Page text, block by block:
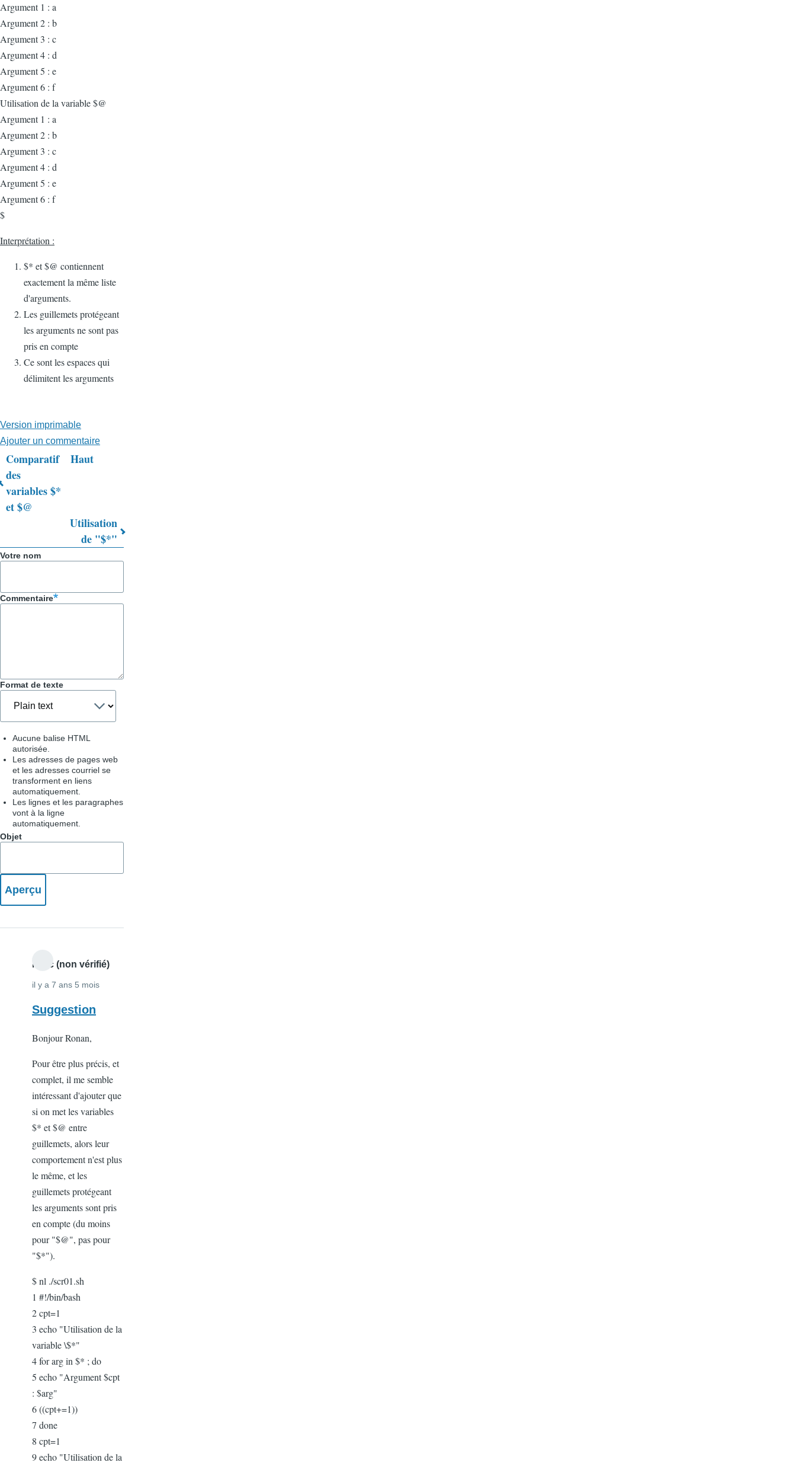
Argument 1 : a
Argument 2 : b
Argument 3 : c
Argument 4 : d
Argument 5 : e
Argument 6 : f
Utilisation de la variable $@
Argument 1 : a
Argument 2 : b
Argument 3 : c
Argument 4 : d
Argument 5 : e
Argument 6 : f
$
Interprétation :
$* et $@ contiennent
exactement la même liste
d'arguments.
Les guillemets protégeant
les arguments ne sont pas
pris en compte
Ce sont les espaces qui
délimitent les arguments
Version imprimable
Ajouter un commentaire
Liens
transversaux
de
pour
&
Comparatif
des
variables $*
et $@
Haut
Utilisation
de "$*"
Votre nom
Commentaire
Format de texte
Aucune balise HTML
autorisée.
Les adresses de pages web
et les adresses courriel se
transforment en liens
automatiquement.
Les lignes et les paragraphes
vont à la ligne
automatiquement.
Objet
Marc (non vérifié)
il y a 7 ans 5 mois
Suggestion
Bonjour Ronan,
Pour être plus précis, et
complet, il me semble
intéressant d'ajouter que
si on met les variables
$* et $@ entre
guillemets, alors leur
comportement n'est plus
le même, et les
guillemets protégeant
les arguments sont pris
en compte (du moins
pour "$@", pas pour
"$*").
$ nl ./scr01.sh
1 #!/bin/bash
2 cpt=1
3 echo "Utilisation de la
variable \$*"
4 for arg in $* ; do
5 echo "Argument $cpt
: $arg"
6 ((cpt+=1))
7 done
8 cpt=1
9 echo "Utilisation de la